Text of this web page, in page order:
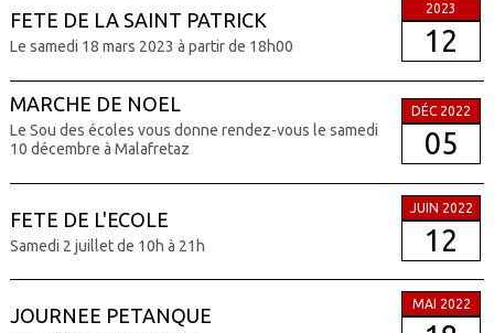
FETE DE LA SAINT PATRICK
Le samedi 18 mars 2023 à partir de 18h00
2023
12
MARCHE DE NOEL
Le Sou des écoles vous donne rendez-vous le samedi
10 décembre à Malafretaz
DÉC 2022
05
FETE DE L'ECOLE
Samedi 2 juillet de 10h à 21h
JUIN 2022
12
JOURNEE PETANQUE
MAI 2022